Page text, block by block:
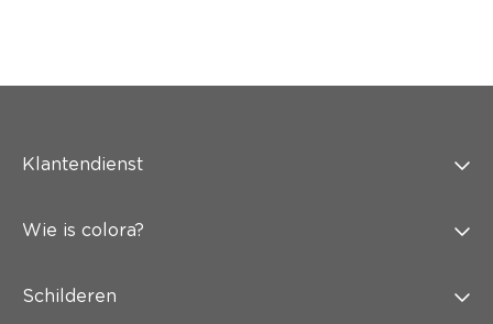
Klantendienst
Wie is colora?
Schilderen